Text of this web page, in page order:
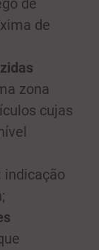
de
zona
cujas
indicação